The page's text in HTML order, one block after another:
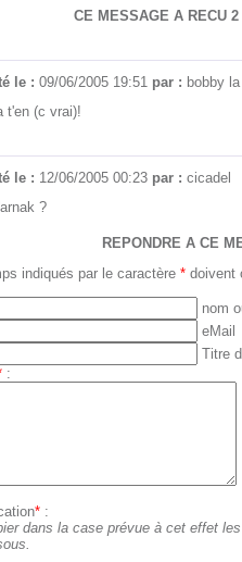
CE MESSAGE A RECU
le : 09/06/2005 19:51 par : bobby
t'en (c vrai)!
le : 12/06/2005 00:23 par : cicadel
?
REPONDRE A CE
indiqués par le caractère *doivent
nom
eMail
Titre
:
*:
dans la case prévue à cet effet